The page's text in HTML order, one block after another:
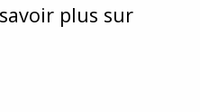
plus sur